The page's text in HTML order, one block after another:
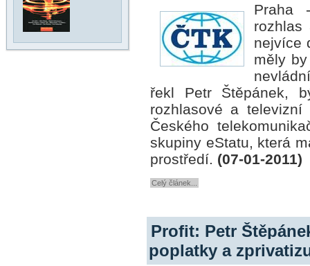
Praha
rozhlas
nejvíce
měly
řekl Petr Štěpánek,
rozhlasové a
Českého
skupiny eStatu, která
prostředí. (07-01-2011)
Celý článek...
Profit: Petr
poplatky a